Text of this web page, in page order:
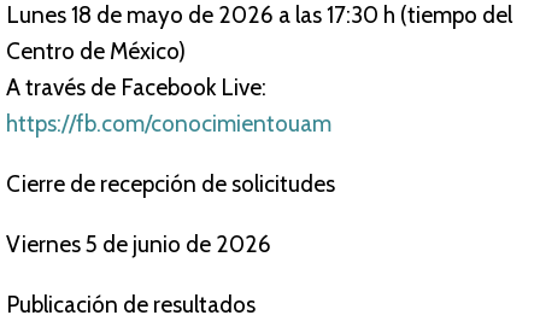
Lunes 18 de mayo de 2026 a las 17:30 h (tiempo del
Centro de México)
A través de Facebook Live:
https://fb.com/conocimientouam
Cierre de recepción de solicitudes
Viernes 5 de junio de 2026
Publicación de resultados